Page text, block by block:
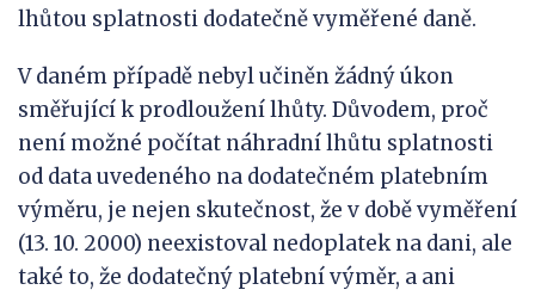
lhůtou splatnosti dodatečně vyměřené daně.
V daném případě nebyl učiněn žádný úkon
směřující k prodloužení lhůty. Důvodem, proč
není možné počítat náhradní lhůtu splatnosti
od data uvedeného na dodatečném platebním
výměru, je nejen skutečnost, že v době vyměření
(13. 10. 2000) neexistoval nedoplatek na dani, ale
také to, že dodatečný platební výměr, a ani